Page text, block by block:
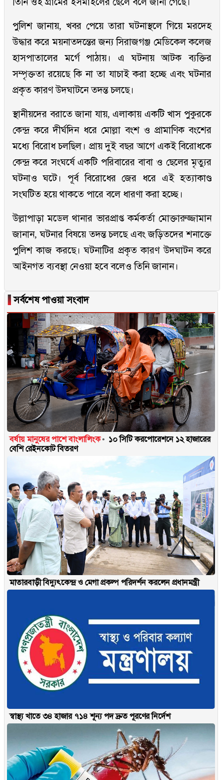
পুলিশ জানায়, খবর পেয়ে তারা ঘটনাস্থলে গিয়ে মরদেহ
উদ্ধার করে ময়নাতদন্তের জন্য সিরাজগঞ্জ মেডিকেল কলেজ
হাসপাতালের মর্গে পাঠায়। এ ঘটনায় আটক ব্যক্তির
সম্পৃক্ততা রয়েছে কি না তা যাচাই করা হচ্ছে এবং ঘটনার
প্রকৃত কারণ উদঘাটনে তদন্ত চলছে।
স্থানীয়দের বরাতে জানা যায়, এলাকায় একটি খাস পুকুরকে
কেন্দ্র করে দীর্ঘদিন ধরে মোল্লা বংশ ও প্রামাণিক বংশের
মধ্যে বিরোধ চলছিল। প্রায় দুই বছর আগে একই বিরোধকে
কেন্দ্র করে সংঘর্ষে একটি পরিবারের বাবা ও ছেলের মৃত্যুর
ঘটনাও ঘটে। পূর্ব বিরোধের জের ধরে এই হত্যাকাণ্ড
সংঘটিত হয়ে থাকতে পারে বলে ধারণা করা হচ্ছে।
উল্লাপাড়া মডেল থানার ভারপ্রাপ্ত কর্মকর্তা মোক্তারুজ্জামান
জানান, ঘটনার বিষয়ে তদন্ত চলছে এবং জড়িতদের শনাক্তে
পুলিশ কাজ করছে। ঘটনাটির প্রকৃত কারণ উদঘাটন করে
আইনগত ব্যবস্থা নেওয়া হবে বলেও তিনি জানান।
▐সর্বশেষ পাওয়া সংবাদ
বর্ষায় মানুষের পাশে বাংলালিংক
১০ সিটি করপোরেশনে ১২ হাজারের
বেশি রেইনকোট বিতরণ
মাতারবাড়ী বিদ্যুৎকেন্দ্র ও মেগা প্রকল্প পরিদর্শন করলেন প্রধানমন্ত্রী
স্বাস্থ্য খাতে ৩৪ হাজার ৭১৪ শূন্য পদ দ্রুত পূরণের নির্দেশ